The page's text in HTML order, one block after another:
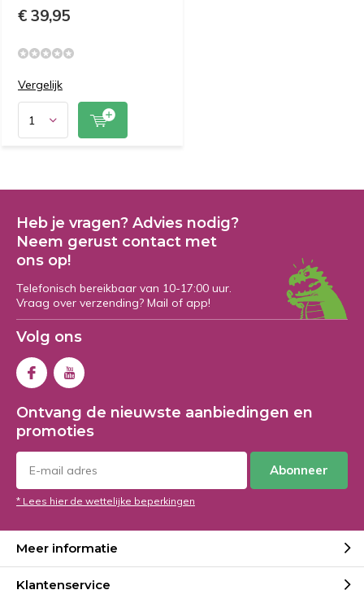
€ 39,95
Vergelijk
Heb je vragen? Advies nodig?
Neem gerust contact met
ons op!
Telefonisch bereikbaar van 10-17:00 uur.
Vraag over verzending? Mail of app!
Volg ons
Ontvang de nieuwste aanbiedingen en
promoties
Abonneer
* Lees hier de wettelijke beperkingen
Meer informatie
Klantenservice